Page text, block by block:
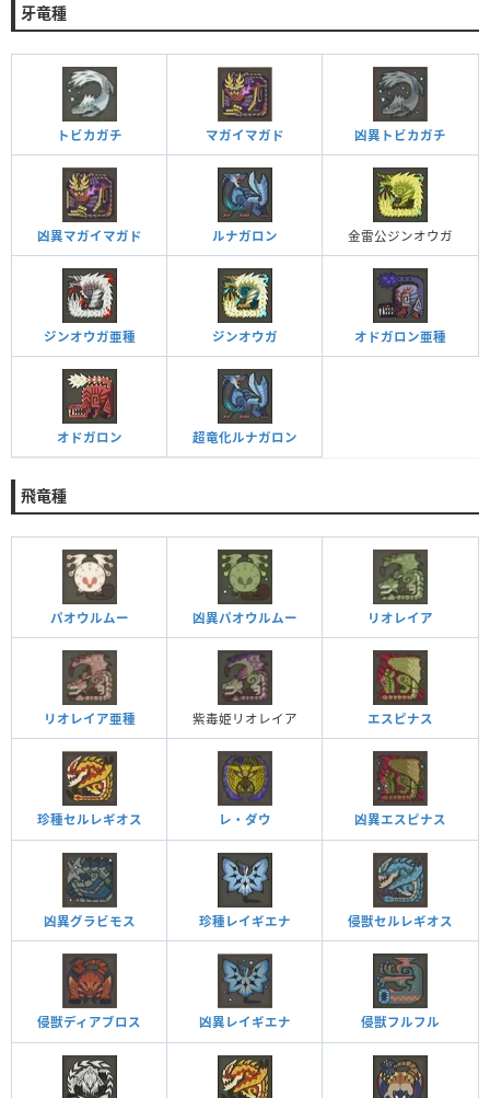
牙竜種
トビカガチ マガイマガド 凶異トビカガチ
凶異マガイマガド ルナガロン 金雷公ジンオウガ
ジンオウガ亜種 ジンオウガ オドガロン亜種
オドガロン 超竜化ルナガロン
飛竜種
パオウルムー 凶異パオウルムー リオレイア
リオレイア亜種 紫毒姫リオレイア エスピナス
珍種セルレギオス レ・ダウ 凶異エスピナス
凶異グラビモス 珍種レイギエナ 侵獣セルレギオス
侵獣ディアブロス 凶異レイギエナ 侵獣フルフル